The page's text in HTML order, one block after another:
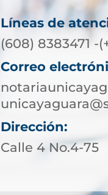
Líneas de
(608) 8383471 -
Correo
Dirección:
Calle 4 No.4-75